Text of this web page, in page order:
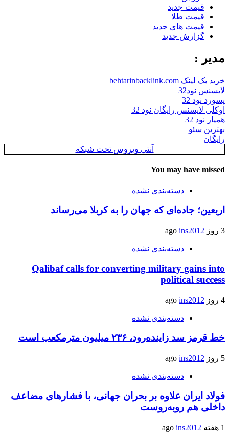
قیمت جدید
قیمت طلا
قیمت های جدید
گزارش جدید
مدیر :
خرید بک لینک behtarinbacklink.com
لایسنس نود32
پسورد نود 32
اوکلی لایسنس رایگان نود 32
همیار نود 32
بهترین سئو
رایگان
آنتی ویروس تحت شبکه
You may have missed
دسته‌بندی نشده
اربعین؛ جاده‌ای که جهان را به کربلا می‌رساند
3 روز ago ins2012
دسته‌بندی نشده
Qalibaf calls for converting military gains into
political success
4 روز ago ins2012
دسته‌بندی نشده
خط قرمز سد زاینده‌رود، ۲۳۶ میلیون مترمکعب است
5 روز ago ins2012
دسته‌بندی نشده
فولاد ایران علاوه بر بحران جهانی، با فشارهای مضاعف
داخلی هم روبه‌روست
1 هفته ago ins2012